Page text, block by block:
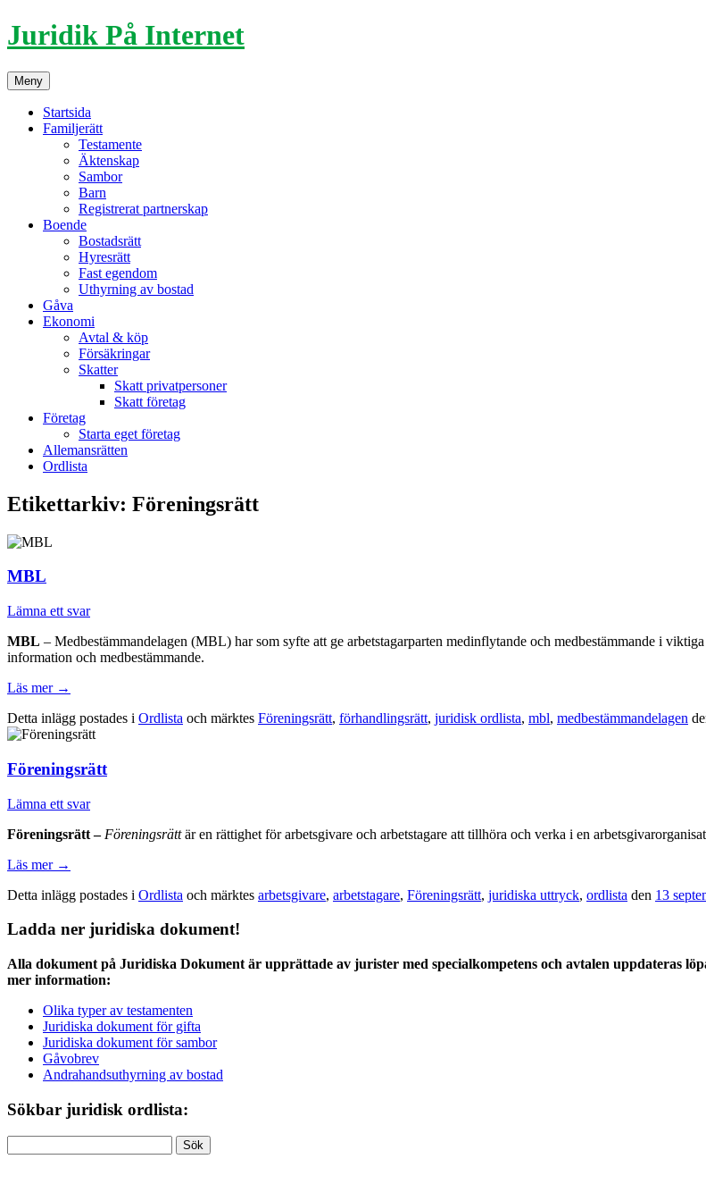
Hoppa
till
Juridik På Internet
Meny
Startsida
Familjerätt
Testamente
Äktenskap
Sambor
Barn
Registrerat partnerskap
Boende
Bostadsrätt
Hyresrätt
Fast egendom
Uthyrning av bostad
Gåva
Ekonomi
Avtal & köp
Försäkringar
Skatter
Skatt privatpersoner
Skatt företag
Företag
Starta eget företag
Allemansrätten
Ordlista
Etikettarkiv: Föreningsrätt
MBL
Lämna ett svar
MBL – Medbestämmandelagen (MBL) har som syfte att ge arbetstagarparten medinflytande och medbestämmande i
information och medbestämmande.
Läs mer →
Detta inlägg postades i Ordlista och märktes Föreningsrätt, förhandlingsrätt, juridisk ordlista, mbl, medbestämmandelagen
Föreningsrätt
Lämna ett svar
Föreningsrätt – Föreningsrättär en rättighet för arbetsgivare och arbetstagare att tillhöra och verka i en
Läs mer →
Detta inlägg postades i Ordlista och märktes arbetsgivare, arbetstagare, Föreningsrätt, juridiska uttryck, ordlista den 13
Ladda ner juridiska dokument!
Alla dokument på Juridiska Dokument är upprättade av jurister med specialkompetens och avtalen uppdateras
mer information:
Olika typer av testamenten
Juridiska dokument för gifta
Juridiska dokument för sambor
Gåvobrev
Andrahandsuthyrning av bostad
Sökbar juridisk ordlista:
efter: